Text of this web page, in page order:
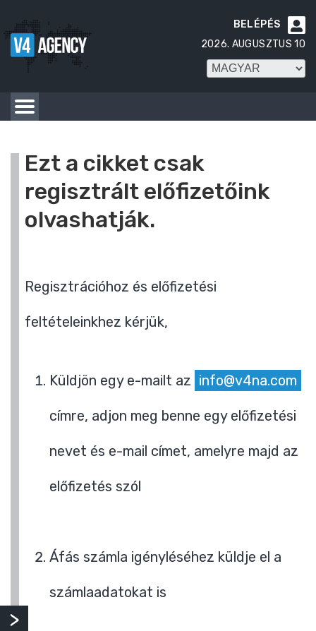

BELÉPÉS
2026. AUGUSZTUS 10
Ezt a cikket csak
regisztrált előfizetőink
olvashatják.
Regisztrációhoz és előfizetési
feltételeinkhez kérjük,
Küldjön egy e-mailt az info@v4na.com
címre, adjon meg benne egy előfizetési
nevet és e-mail címet, amelyre majd az
előfizetés szól
Áfás számla igényléséhez küldje el a
számlaadatokat is